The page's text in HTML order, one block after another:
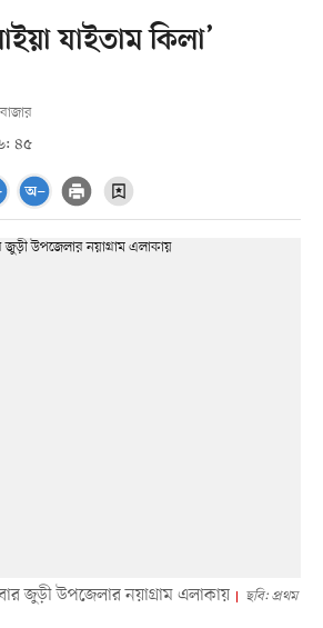
যাইতাম কিলা’
৪৫
জুড়ী উপজেলার নয়াগ্রাম এলাকায়
ছবি: প্রথম